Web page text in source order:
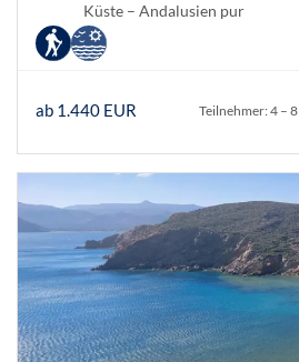
Küste – Andalusien pur
ab 1.440 EUR Teilnehmer: 4 – 8